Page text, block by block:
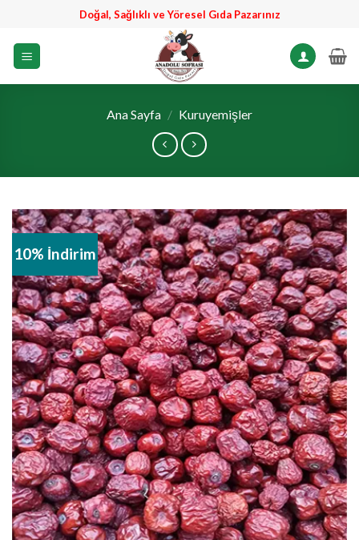
Doğal, Sağlıklı ve Yöresel Gıda Pazarınız
Ana Sayfa / Kuruyemişler
10% İndirim